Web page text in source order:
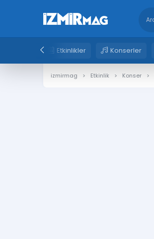
Etkinlikler Konserler
izmirmag Etkinlik Konser